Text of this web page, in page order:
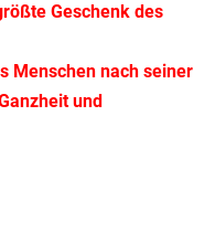
Geschenk des
Menschen nach seiner
und